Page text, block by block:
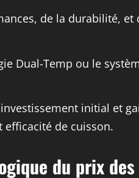
de la durabilité,
Dual-Temp ou le
initial et
de cuisson.
du prix